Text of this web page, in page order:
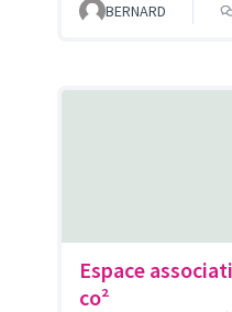
BERNARD
Espace
co²